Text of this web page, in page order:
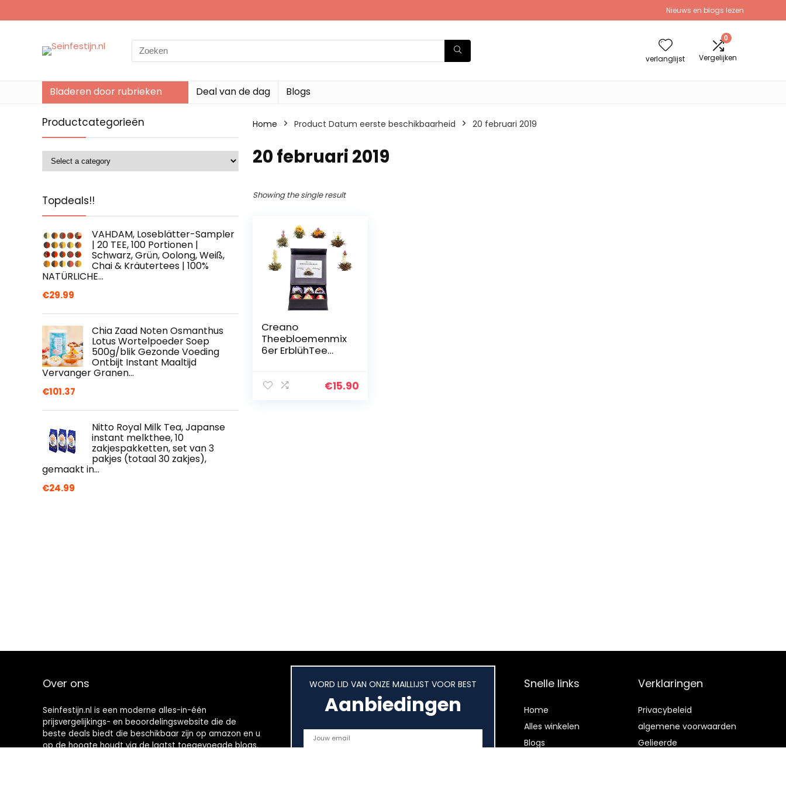
Nieuws en blogs lezen
Search
for:
verlanglijst
0
Vergelijken
Bladeren door rubrieken Deal van de dag Blogs
Productcategorieën
Topdeals!!
VAHDAM, Loseblätter-Sampler
| 20 TEE, 100 Portionen |
Schwarz, Grün, Oolong, Weiß,
Chai & Kräutertees | 100%
NATÜRLICHE…
€29.99
Chia Zaad Noten Osmanthus
Lotus Wortelpoeder Soep
500g/blik Gezonde Voeding
Ontbijt Instant Maaltijd
Vervanger Granen…
€101.37
Nitto Royal Milk Tea, Japanse
instant melkthee, 10
zakjespakketten, set van 3
pakjes (totaal 30 zakjes),
gemaakt in…
€24.99
Home Product Datum eerste beschikbaarheid 20 februari 2019
20 februari 2019
Showing the single result
Creano
Theebloemenmix
6er ErblühTee
magnetische€15.90
Over ons
Seinfestijn.nl is een moderne alles-in-één
prijsvergelijkings- en beoordelingswebsite die de
beste deals biedt die beschikbaar zijn op amazon en u
op de hoogte houdt via de laatst toegevoegde blogs.
WORD LID VAN ONZE MAILLIJST VOOR BEST
Aanbiedingen
Snelle links
Home
Alles winkelen
Blogs
Verklaringen
Privacybeleid
algemene voorwaarden
Gelieerde